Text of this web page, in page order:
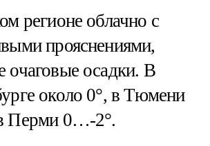
регионе облачно с
прояснениями,
очаговые осадки. В
около 0°, в Тюмени
Перми 0…-2°.